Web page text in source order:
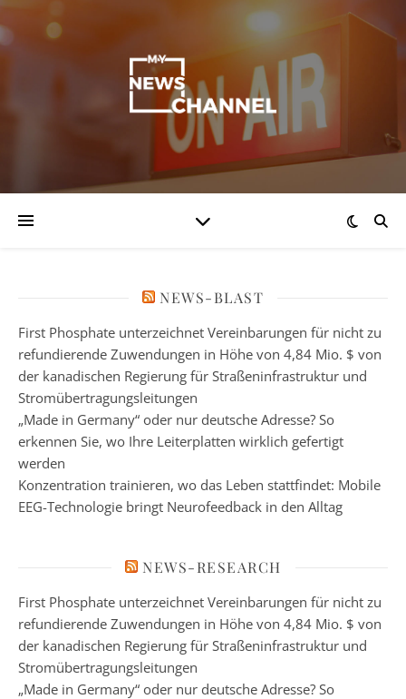
NEWS-BLAST
First Phosphate unterzeichnet Vereinbarungen für nicht zu
refundierende Zuwendungen in Höhe von 4,84 Mio. $ von
der kanadischen Regierung für Straßeninfrastruktur und
Stromübertragungsleitungen
„Made in Germany“ oder nur deutsche Adresse? So
erkennen Sie, wo Ihre Leiterplatten wirklich gefertigt
werden
Konzentration trainieren, wo das Leben stattfindet: Mobile
EEG-Technologie bringt Neurofeedback in den Alltag
NEWS-RESEARCH
First Phosphate unterzeichnet Vereinbarungen für nicht zu
refundierende Zuwendungen in Höhe von 4,84 Mio. $ von
der kanadischen Regierung für Straßeninfrastruktur und
Stromübertragungsleitungen
„Made in Germany“ oder nur deutsche Adresse? So